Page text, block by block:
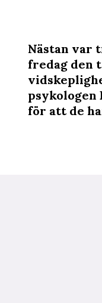
Nästan var
fredag den
psykologen
för att de